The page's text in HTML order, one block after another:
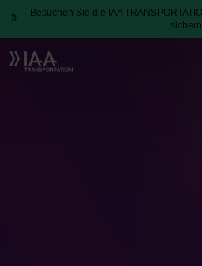
Besuchen Sie die IAA